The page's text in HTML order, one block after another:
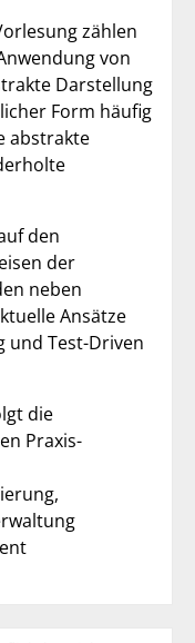
zählen
von
Darstellung
Form häufig
abstrakte
den
der
neben
Ansätze
und Test-Driven
die
Praxis-